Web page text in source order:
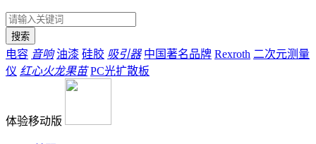
电容 音响 油漆 硅胶 吸引器 中国著名品牌 Rexroth 二次元测量
仪 红心火龙果苗 PC光扩散板
体验移动版